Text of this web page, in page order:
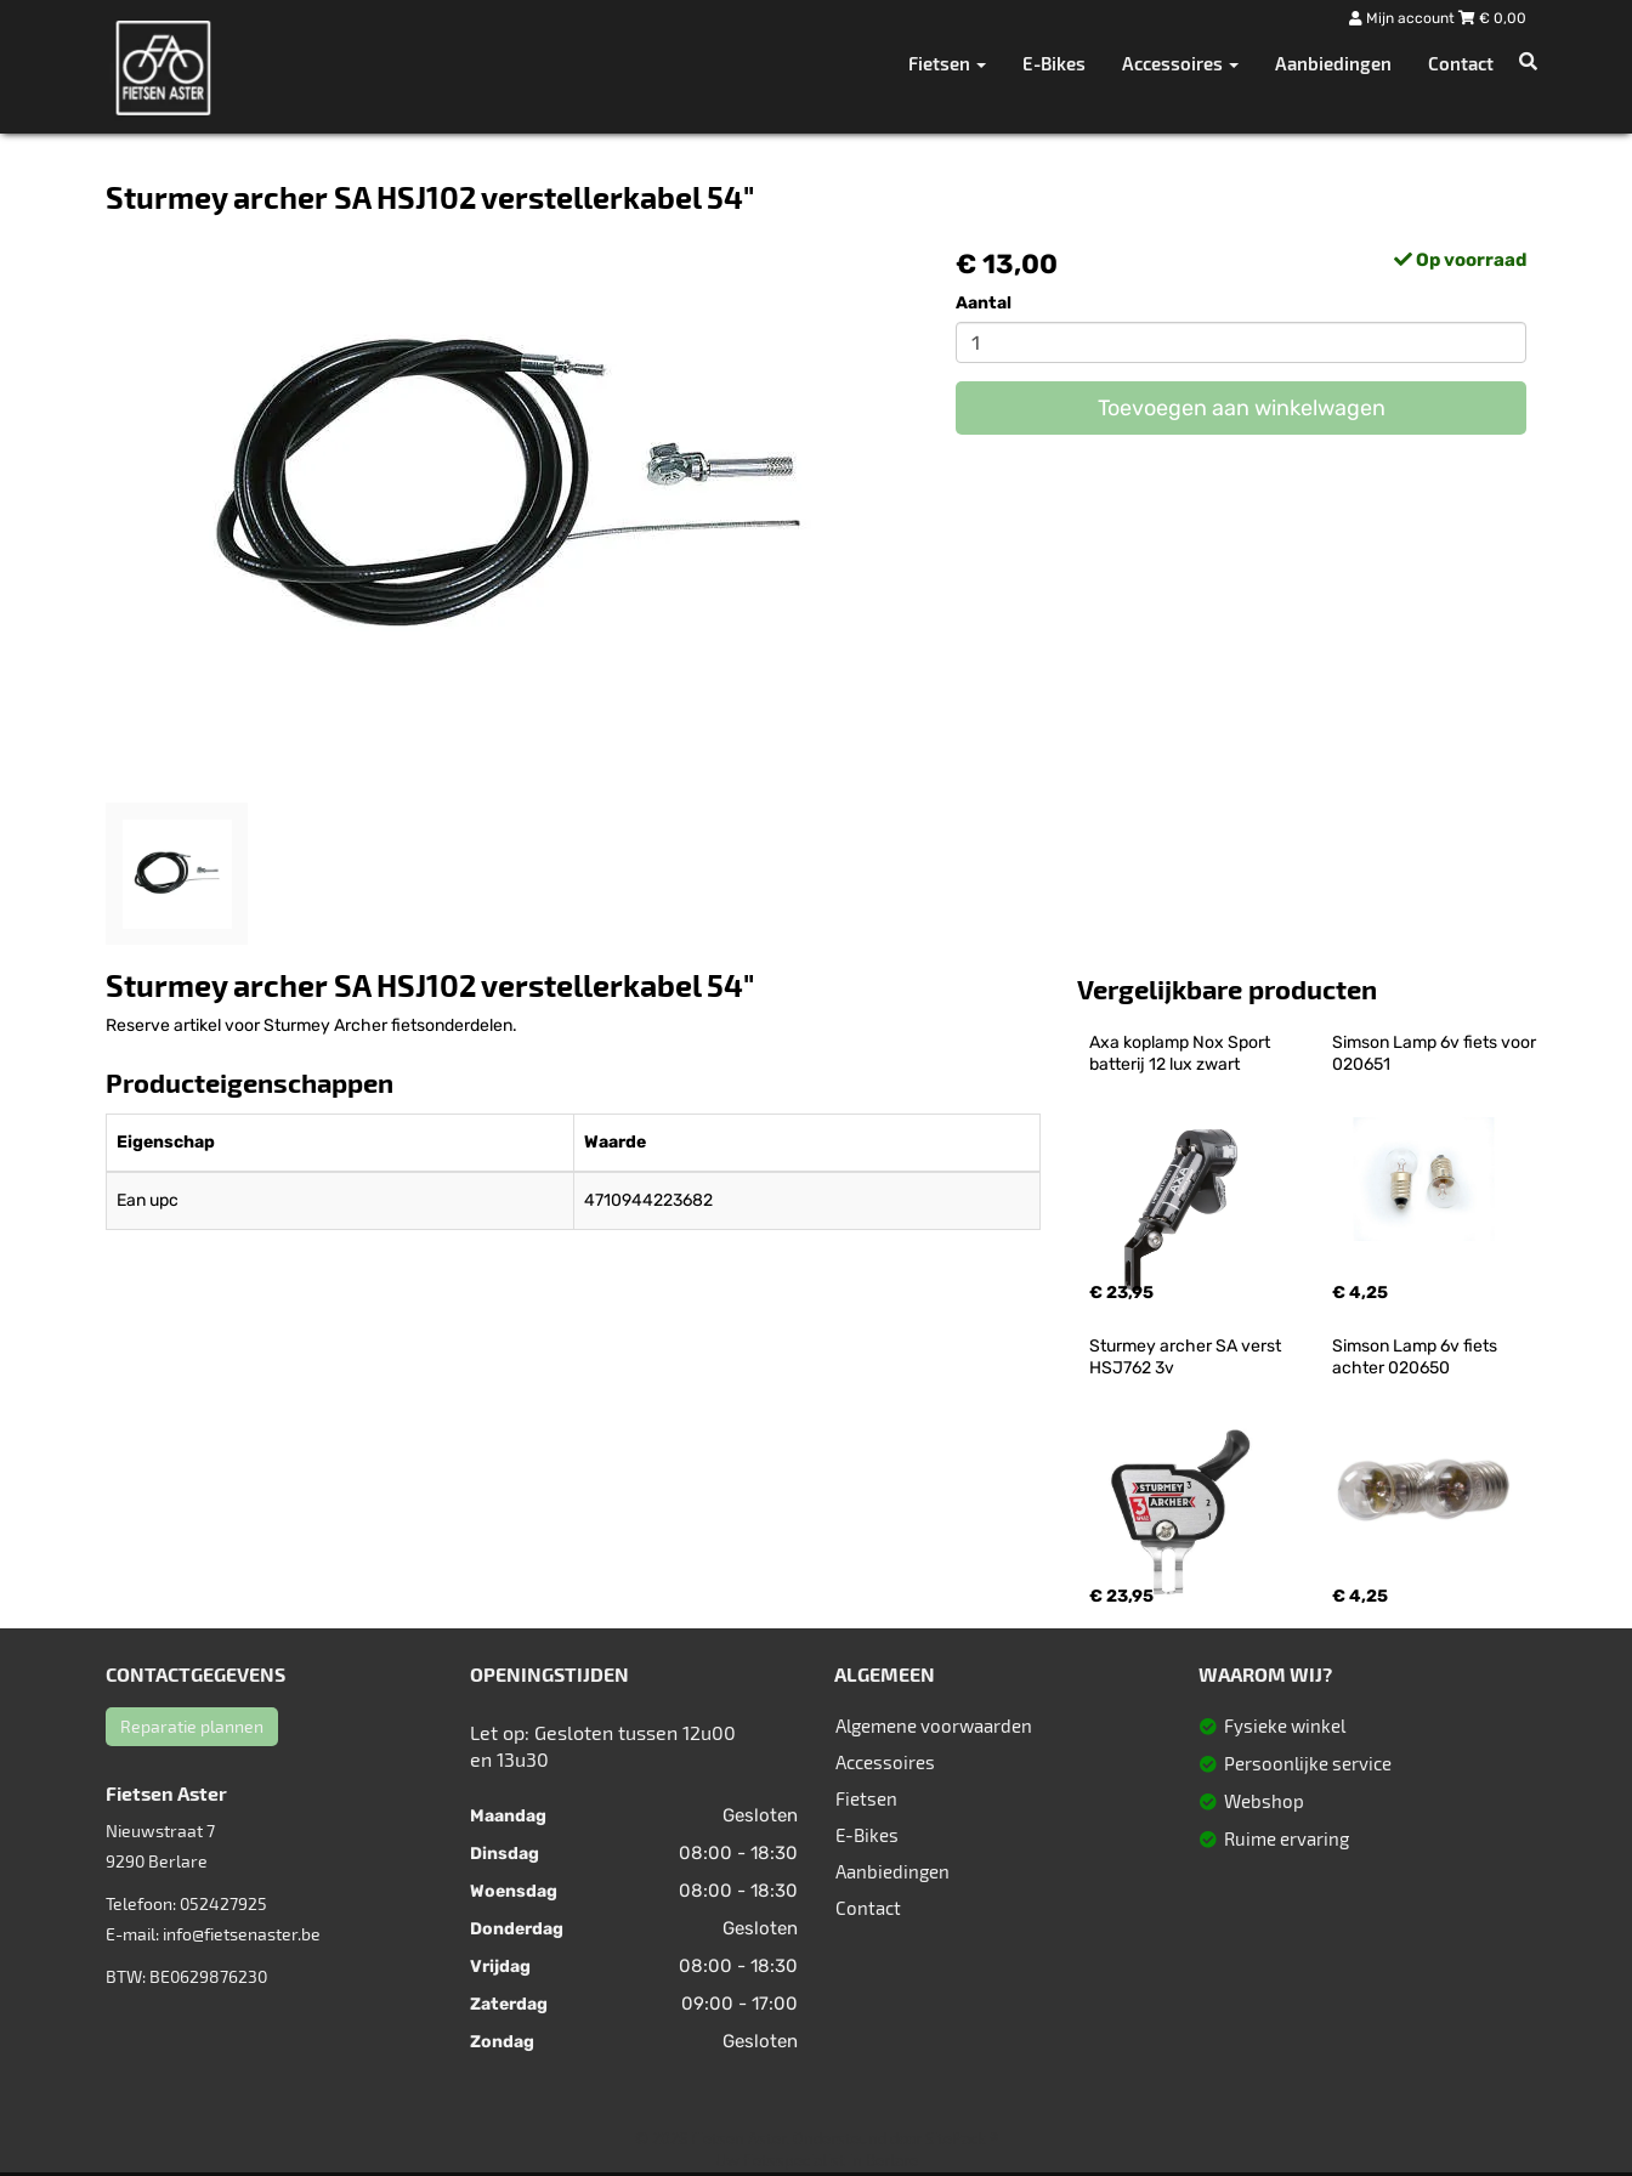
Mijn account € 0,00
Fietsen E-Bikes Accessoires Aanbiedingen Contact
Sturmey archer SA HSJ102 verstellerkabel 54"
€ 13,00 Op voorraad
Aantal
Toevoegen aan winkelwagen
Sturmey archer SA HSJ102 verstellerkabel 54"
Reserve artikel voor Sturmey Archer fietsonderdelen.
Producteigenschappen
Eigenschap Waarde
Ean upc 4710944223682
Vergelijkbare producten
Axa koplamp Nox Sport
batterij 12 lux zwart
€ 23,95
Simson Lamp 6v fiets voor
020651
€ 4,25
Sturmey archer SA verst
HSJ762 3v
€ 23,95
Simson Lamp 6v fiets
achter 020650
€ 4,25
CONTACTGEGEVENS
Reparatie plannen
Fietsen Aster
Nieuwstraat 7
9290 Berlare
Telefoon: 052427925
E-mail: info@fietsenaster.be
BTW: BE0629876230
OPENINGSTIJDEN
Let op: Gesloten tussen 12u00
en 13u30
Maandag Gesloten
Dinsdag 08:00 - 18:30
Woensdag 08:00 - 18:30
Donderdag Gesloten
Vrijdag 08:00 - 18:30
Zaterdag 09:00 - 17:00
Zondag Gesloten
ALGEMEEN
Algemene voorwaarden
Accessoires
Fietsen
E-Bikes
Aanbiedingen
Contact
WAAROM WIJ?
Fysieke winkel
Persoonlijke service
Webshop
Ruime ervaring